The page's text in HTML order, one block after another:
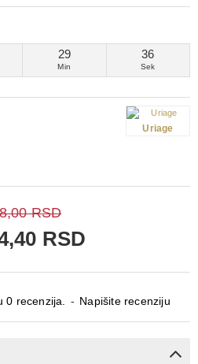
0 recenzija. - Napišite recenziju
29
Min
36
Sek
RSD
RSD
Uriage